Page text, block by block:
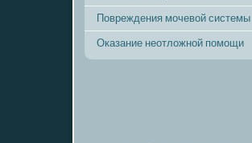
Повреждения мочевой системы
Оказание неотложной помощи